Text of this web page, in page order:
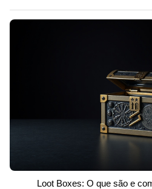
Loot Boxes: O que são e